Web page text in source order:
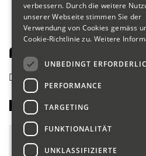
Fahrerliste 2018
zurück
Blumer Tanja
Start-Nr.:
verbessern. Durch die weitere
unserer Webseite stimmen Sie der
Verwendung von Cookies gemäss
Cookie-Richtlinie zu. Weitere
UNBEDINGT
PERFORMANCE
TARGETING
FUNKTIONALITÄT
UNKLASSIFIZIERTE